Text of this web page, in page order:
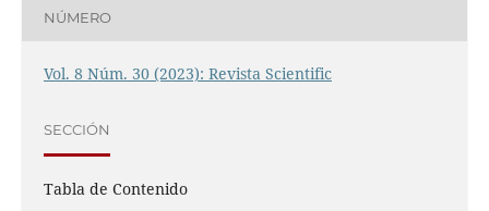
NÚMERO
Vol. 8 Núm. 30 (2023): Revista Scientific
SECCIÓN
Tabla de Contenido